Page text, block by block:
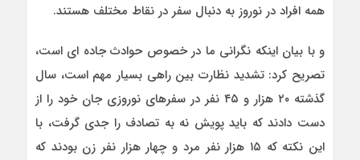
همه افراد در نوروز به دنبال سفر در نقاط مختلف هستند.
و با بیان اینکه نگرانی ما در خصوص حوادث جاده ای است،
تصریح کرد: تشدید نظارت بین راهی بسیار مهم است، سال
گذشته ۲۰ هزار و ۴۵ نفر در سفرهای نوروزی جان خود را از
دست دادند که باید پویش نه به تصادف را جدی گرفت، با
این نکته که ۱۵ هزار نفر مرد و چهار هزار نفر زن بودند که